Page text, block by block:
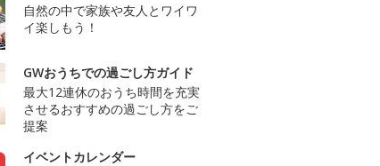
自然の中で家族や友人とワイワ
イ楽しもう！
GWおうちでの過ごし方ガイド
最大12連休のおうち時間を充実
させるおすすめの過ごし方をご
提案
イベントカレンダー